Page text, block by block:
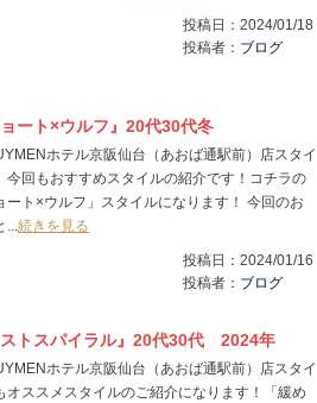
投稿日： 2024/01/18
投稿者： ブログ
ート×ウルフ』20代30代冬
ホテル京阪仙台（あおば通駅前）店スタイ
今回もおすすめスタイルの紹介です！コチラの
ート×ウルフ」スタイルになります！ 今回のお
...続きを見る
投稿日： 2024/01/16
投稿者： ブログ
ストスパイラル』20代30代 2024年
ホテル京阪仙台（あおば通駅前）店スタイ
オススメスタイルのご紹介になります！「緩め